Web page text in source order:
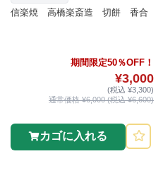
信楽焼 高橋楽斎造 切餅 香合
期間限定50％OFF！
¥3,000
(税込 ¥3,300)
通常価格 ¥6,000 (税込 ¥6,600)
カゴに入れる